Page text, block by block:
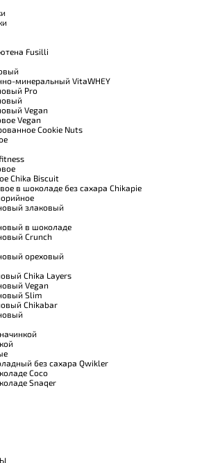
Fusilli
минеральный VitaWHEY
Pro
Vegan
Vegan
Cookie Nuts
Chika Biscuit
в шоколаде без сахара Chikapie
злаковый
в шоколаде
Crunch
ореховый
Chika Layers
Vegan
Slim
Chikabar
без сахара Qwikler
Coco
Snaqer